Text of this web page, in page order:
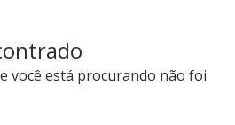
você está procurando não foi